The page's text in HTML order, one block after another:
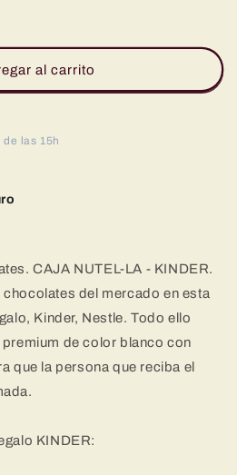
al carrito
las 15h
CAJA NUTEL-LA - KINDER.
del mercado en esta
Kinder, Nestle. Todo ello
de color blanco con
que la persona que reciba el
KINDER: